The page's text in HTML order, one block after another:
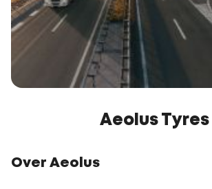
Aeolus Tyres
Over Aeolus